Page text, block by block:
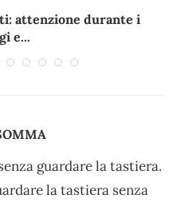
attenzione durante i
e...
guardare la tastiera.
la tastiera senza